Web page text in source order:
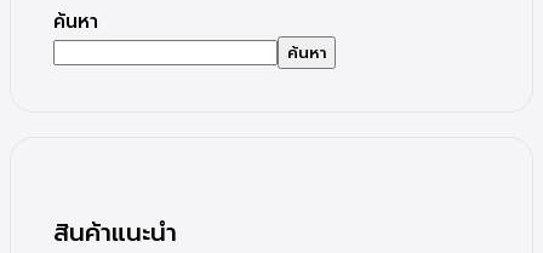
ค้นหา
ค้นหา
สินค้าแนะนำ